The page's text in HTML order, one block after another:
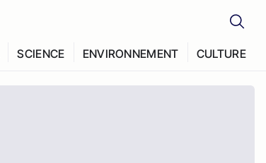
SCIENCE ENVIRONNEMENT CULTURE